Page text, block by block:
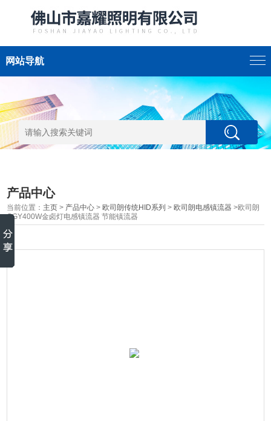
网站导航
产品中心
当前位置： 主页 > 产品中心 > 欧司朗传统HID系列 > 欧司朗电感镇流器 >欧司朗
GGY400W金卤灯电感镇流器 节能镇流器